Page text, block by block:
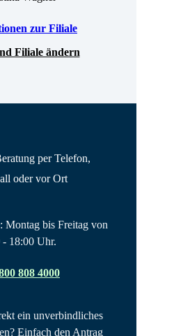
zur Filiale
Filiale ändern
per Telefon,
oder vor Ort
Montag bis Freitag von
- 18:00 Uhr.
808 4000
ein unverbindliches
Einfach den Antrag